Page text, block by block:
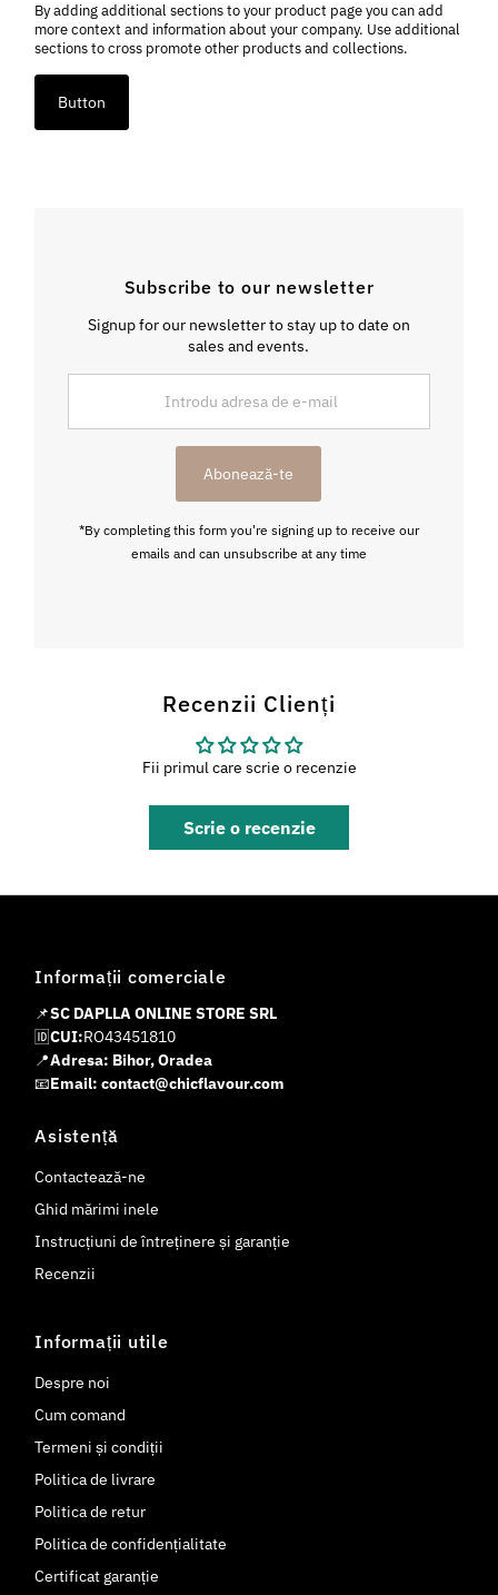
By adding additional sections to your product page you can add
more context and information about your company. Use additional
sections to cross promote other products and collections.
Button
Subscribe to our newsletter
Signup for our newsletter to stay up to date on
sales and events.
de
Abonează-te
*By completing this form you're signing up to receive our
emails and can unsubscribe at any time
Recenzii Clienți
Fii primul care scrie o recenzie
Scrie o recenzie
Informații comerciale
📌SC DAPLLA ONLINE STORE SRL
🆔CUI:RO43451810
📍Adresa: Bihor, Oradea
📧Email: contact@chicflavour.com
Asistență
Contactează-ne
Ghid mărimi inele
Instrucțiuni de întreținere și garanție
Recenzii
Informații utile
Despre noi
Cum comand
Termeni și condiții
Politica de livrare
Politica de retur
Politica de confidențialitate
Certificat garanție